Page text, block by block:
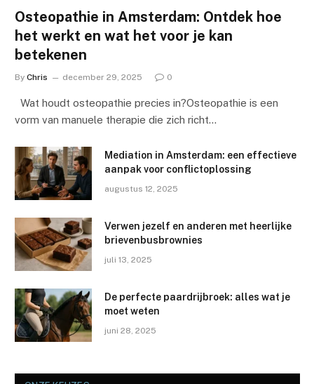
Osteopathie in Amsterdam: Ontdek hoe
het werkt en wat het voor je kan
betekenen
By Chris december 29, 2025 0
Wat houdt osteopathie precies in?Osteopathie is een
vorm van manuele therapie die zich richt…
Mediation in Amsterdam: een effectieve
aanpak voor conflictoplossing
augustus 12, 2025
Verwen jezelf en anderen met heerlijke
brievenbusbrownies
juli 13, 2025
De perfecte paardrijbroek: alles wat je
moet weten
juni 28, 2025